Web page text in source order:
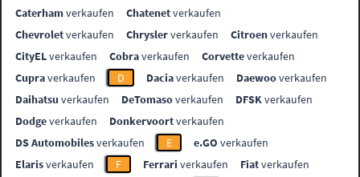
Caterhamverkaufen Chatenetverkaufen
Chevroletverkaufen Chryslerverkaufen Citroenverkaufen
CityELverkaufen Cobraverkaufen Corvetteverkaufen
Cupraverkaufen D Daciaverkaufen Daewooverkaufen
Daihatsu verkaufen DeTomasoverkaufen DFSKverkaufen
Dodgeverkaufen Donkervoortverkaufen
DS Automobilesverkaufen E e.GO verkaufen
Elarisverkaufen F Ferrari verkaufen Fiatverkaufen